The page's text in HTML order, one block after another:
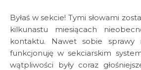
Byłaś w sekcie! Tymi słowami zostałam przywitana po
kilkunastu miesiącach
kontaktu. Nawet sobie sprawy
funkcjonuję w sekciarskim
wątpliwości były coraz